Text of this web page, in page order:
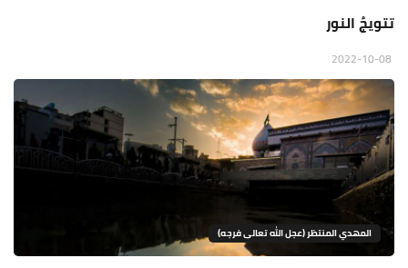
تتويجُ النور
المهدي المنتظر (عجل الله تعالى فرجه)